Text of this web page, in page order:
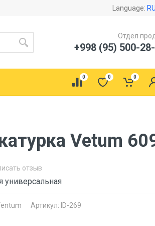
Language: RU
Отдел
+998 (95) 500-
0 0 0
Vetum
отзыв
универсальная
Артикул: ID-269